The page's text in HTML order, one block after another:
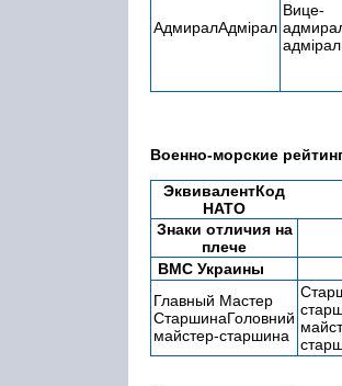
АдмиралАдмірал
Вице-
адмірал
Военно-морские
ЭквивалентКод
НАТО
Знаки отличия на
плече
ВМС Украины
Главный Мастер
СтаршинаГоловний
майстер-старшина